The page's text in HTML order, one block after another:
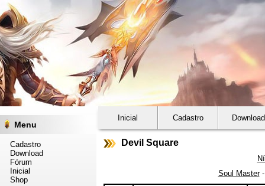
Menu
Cadastro
Download
Fórum
Inicial
Shop
Inicial Cadastro Download
Devil Square
Soul Master